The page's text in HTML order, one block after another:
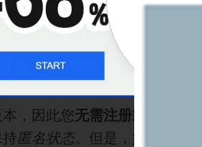
年在美国加利福尼亚州作为
次发布。不久之后，它被分为
（Hotspot Shield Elite）。
，因此您无需注册或付费，
匿名状态。但是，如果要将